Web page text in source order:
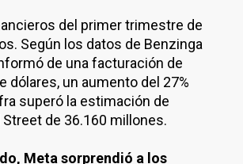
del primer trimestre de
Según los datos de Benzinga
de una facturación de
dólares, un aumento del 27%
superó la estimación de
de 36.160 millones.
Meta sorprendió a los